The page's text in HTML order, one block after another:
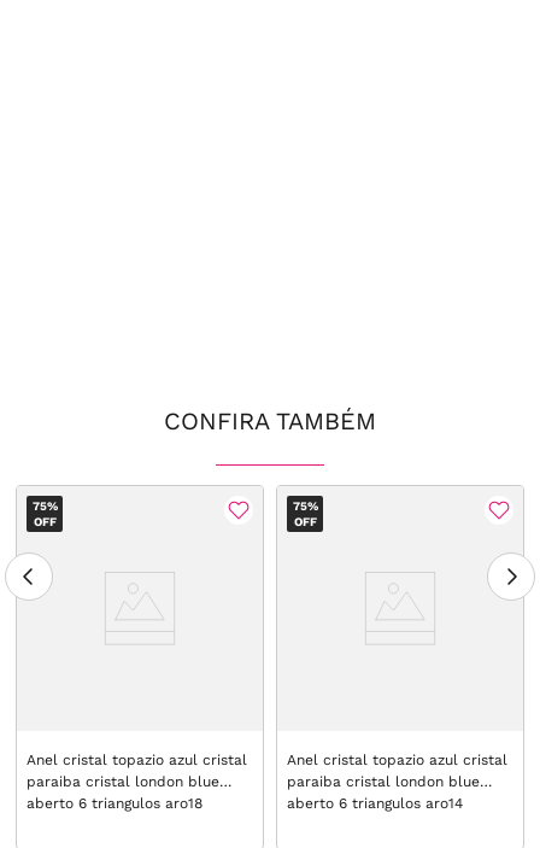
CONFIRA TAMBÉM
75%
OFF
Anel cristal topazio azul cristal
paraiba cristal london blue
aberto 6 triangulos aro18
75%
OFF
Anel cristal topazio azul cristal
paraiba cristal london blue
aberto 6 triangulos aro14